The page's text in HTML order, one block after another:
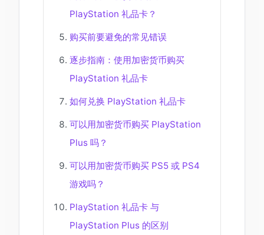
PlayStation 礼品卡？
购买前要避免的常见错误
逐步指南：使用加密货币购买
PlayStation 礼品卡
如何兑换 PlayStation 礼品卡
可以用加密货币购买 PlayStation
Plus 吗？
可以用加密货币购买 PS5 或 PS4
游戏吗？
PlayStation 礼品卡 与
PlayStation Plus 的区别